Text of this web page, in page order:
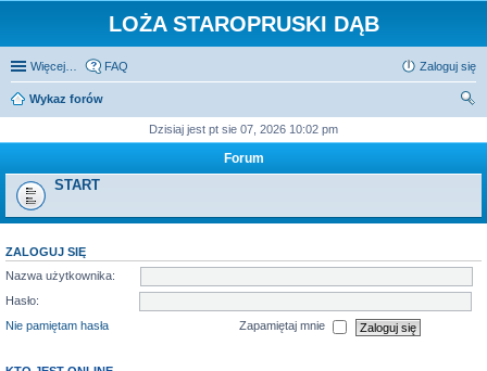
LOŻA STAROPRUSKI DĄB
Więcej… FAQ Zaloguj się
Wykaz forów
Dzisiaj jest pt sie 07, 2026 10:02 pm
Forum
START
ZALOGUJ SIĘ
Nazwa użytkownika:
Hasło:
Nie pamiętam hasła
Zapamiętaj mnie